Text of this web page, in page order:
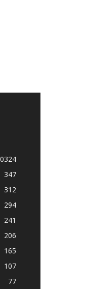
347
312
294
241
206
165
107
77